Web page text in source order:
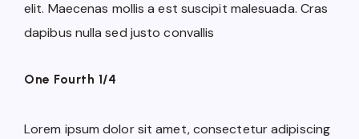
elit. Maecenas mollis a est suscipit malesuada. Cras
dapibus nulla sed justo convallis
One Fourth 1/4
Lorem ipsum dolor sit amet, consectetur adipiscing